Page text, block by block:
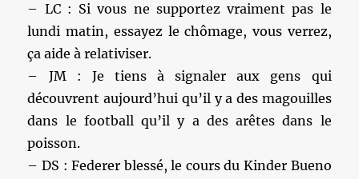
– LC : Si vous ne supportez vraiment pas le
lundi matin, essayez le chômage, vous verrez,
ça aide à relativiser.
– JM : Je tiens à signaler aux gens qui
découvrent aujourd’hui qu’il y a des magouilles
dans le football qu’il y a des arêtes dans le
poisson.
– DS : Federer blessé, le cours du Kinder Bueno